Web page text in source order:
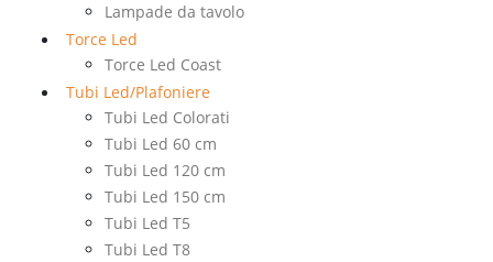
Lampade da tavolo
Torce Led
Torce Led Coast
Tubi Led/Plafoniere
Tubi Led Colorati
Tubi Led 60 cm
Tubi Led 120 cm
Tubi Led 150 cm
Tubi Led T5
Tubi Led T8